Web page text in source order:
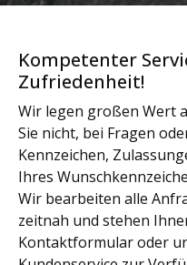
Kompetenter
Zufriedenheit!
Wir legen großen Wert
Sie nicht, bei Fragen
Kennzeichen,
Ihres
Wir bearbeiten alle
zeitnah und stehen
Kontaktformular oder